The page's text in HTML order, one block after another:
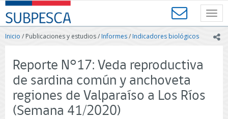
Contenido
principal
SUBPESCA
-
Subsecretaría
Acuicultura
-
Gobierno
de
Chile
Inicio / Publicaciones y estudios /Informes/Indicadores biológicos
Reporte N°17: Veda reproductiva
de sardina común y anchoveta
regiones de Valparaíso a Los Ríos
(Semana 41/2020)